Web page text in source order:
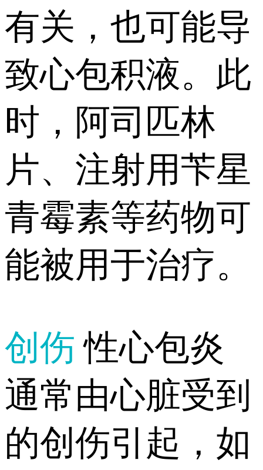
有关，也可能导
致心包积液。此
时，阿司匹林
片、注射用苄星
青霉素等药物可
能被用于治疗。
创伤 性心包炎
通常由心脏受到
的创伤引起，如